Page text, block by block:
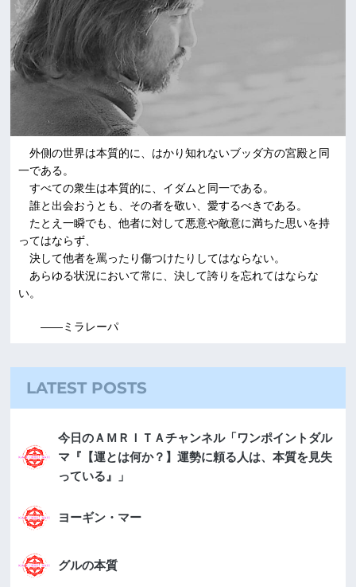
外側の世界は本質的に、はかり知れないブッダ方の宮殿と同
一である。
すべての衆生は本質的に、イダムと同一である。
誰と出会おうとも、その者を敬い、愛するべきである。
たとえ一瞬でも、他者に対して悪意や敵意に満ちた思いを持
ってはならず、
決して他者を罵ったり傷つけたりしてはならない。
あらゆる状況において常に、決して誇りを忘れてはならな
い。
――ミラレーパ
LATEST POSTS
今日のＡＭＲＩＴＡチャンネル「ワンポイントダル
マ『【運とは何か？】運勢に頼る人は、本質を見失
っている』」
ヨーギン・マー
グルの本質